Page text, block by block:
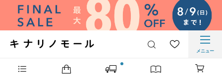
メニュー